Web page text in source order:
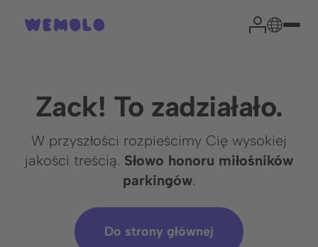
Zack! To zadziałało.
W przyszłości rozpieścimy Cię wysokiej
jakości treścią. Słowo honoru miłośników
parkingów.
Do strony głównej